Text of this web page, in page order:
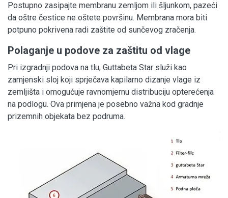
Postupno zasipajte membranu zemljom ili šljunkom, pazeći
da oštre čestice ne oštete površinu. Membrana mora biti
potpuno pokrivena radi zaštite od sunčevog zračenja.
Polaganje u podove za zaštitu od vlage
Pri izgradnji podova na tlu, Guttabeta Star služi kao
zamjenski sloj koji sprječava kapilarno dizanje vlage iz
zemljišta i omogućuje ravnomjernu distribuciju opterećenja
na podlogu. Ova primjena je posebno važna kod gradnje
prizemnih objekata bez podruma.